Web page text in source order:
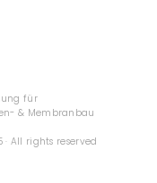
für
& Membranbau
· All rights reserved